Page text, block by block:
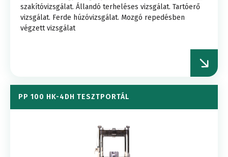
szakítóvizsgálat. Állandó terheléses vizsgálat. Tartóerő
vizsgálat. Ferde húzóvizsgálat. Mozgó repedésben
végzett vizsgálat
PP 100 HK-4DH TESZTPORTÁL